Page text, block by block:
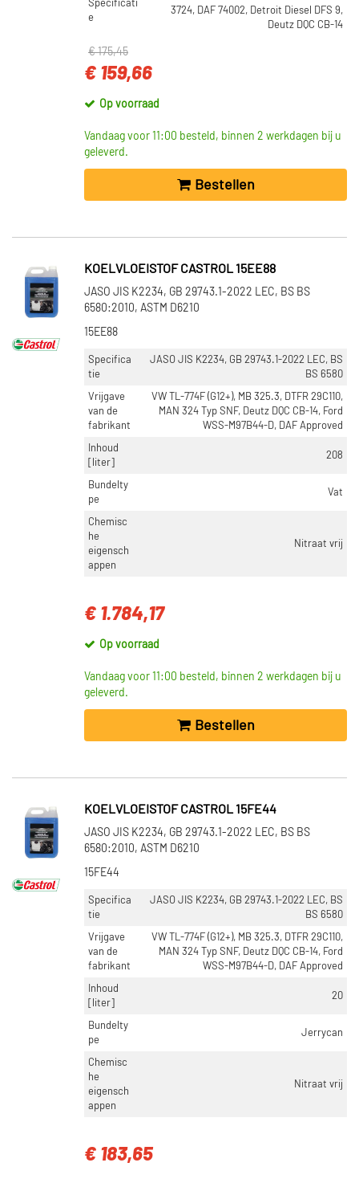
Specificati
e
3724, DAF 74002, Detroit Diesel DFS 9,
Deutz DQC CB-14
€ 175,45
€ 159,66
Op voorraad
Vandaag voor 11:00 besteld, binnen 2 werkdagen bij u
geleverd.
Bestellen
KOELVLOEISTOF CASTROL 15EE88
JASO JIS K2234, GB 29743.1-2022 LEC, BS BS
6580:2010, ASTM D6210
15EE88
Specifica
tie
JASO JIS K2234, GB 29743.1-2022 LEC, BS
BS 6580
Vrijgave
van de
fabrikant
VW TL-774F (G12+), MB 325.3, DTFR 29C110,
MAN 324 Typ SNF, Deutz DQC CB-14, Ford
WSS-M97B44-D, DAF Approved
Inhoud
[liter]
208
Bundelty
pe
Vat
Chemisc
he
eigensch
appen
Nitraat vrij
€ 1.784,17
Op voorraad
Vandaag voor 11:00 besteld, binnen 2 werkdagen bij u
geleverd.
Bestellen
KOELVLOEISTOF CASTROL 15FE44
JASO JIS K2234, GB 29743.1-2022 LEC, BS BS
6580:2010, ASTM D6210
15FE44
Specifica
tie
JASO JIS K2234, GB 29743.1-2022 LEC, BS
BS 6580
Vrijgave
van de
fabrikant
VW TL-774F (G12+), MB 325.3, DTFR 29C110,
MAN 324 Typ SNF, Deutz DQC CB-14, Ford
WSS-M97B44-D, DAF Approved
Inhoud
[liter]
20
Bundelty
pe
Jerrycan
Chemisc
he
eigensch
appen
Nitraat vrij
€ 183,65